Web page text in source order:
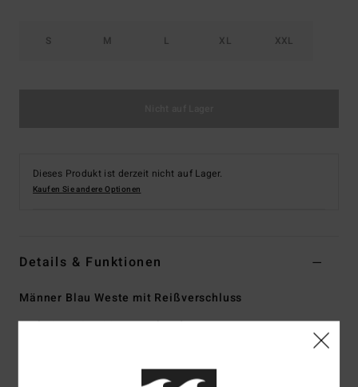
S M L XL XXL
Dieses Produkt ist derzeit nicht auf Lager.
Kaufen Sie andere Optionen
Details & Funktionen
Männer Blau Weste mit Reißverschluss
Style24A181500 Farbcodenvy